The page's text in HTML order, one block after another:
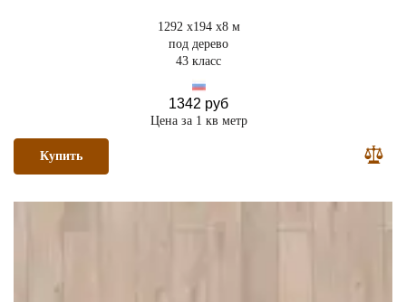
1292 x194 x8 м
под дерево
43 класс
1342 руб
Цена за 1 кв метр
Купить